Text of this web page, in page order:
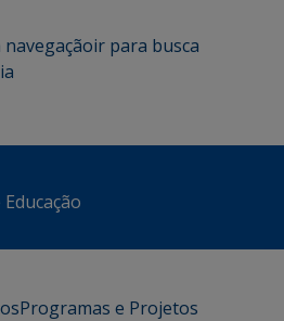
ir para busca
Programas e Projetos